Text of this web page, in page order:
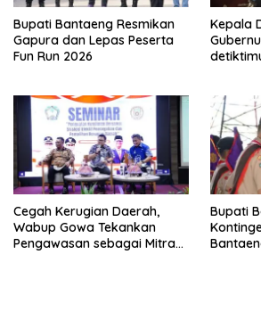
Bupati Bantaeng Resmikan
Gapura dan Lepas Peserta
Fun Run 2026
Kepala
Cegah Kerugian Daerah,
Wabup Gowa Tekankan
Pengawasan sebagai Mitra
Bupati